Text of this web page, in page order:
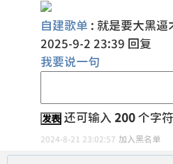
自建歌单 : 就是要大黑逼
2025-9-2 23:39 回复
我要说一句
发表 还可输入 200 个字符
2024-8-21 23:02:57 加入黑名单